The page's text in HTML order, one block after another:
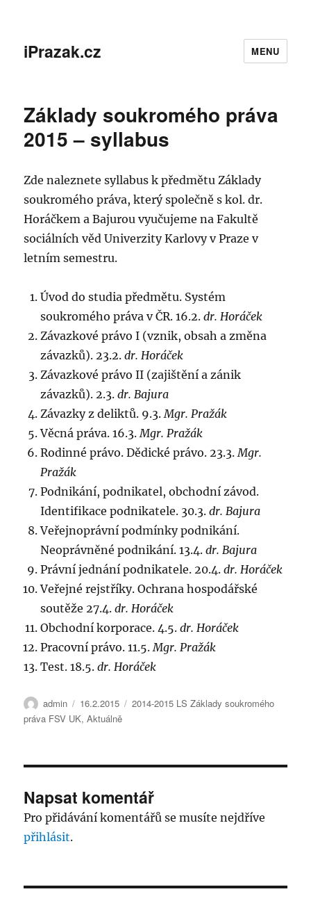
iPrazak.cz MENU
Základy soukromého práva
2015 – syllabus
Zde naleznete syllabus k předmětu Základy
soukromého práva, který společně s kol. dr.
Horáčkem a Bajurou vyučujeme na Fakultě
sociálních věd Univerzity Karlovy v Praze v
letním semestru.
Úvod do studia předmětu. Systém
soukromého práva v ČR. 16.2.dr. Horáček
Závazkové právo I (vznik, obsah a změna
závazků). 23.2.dr. Horáček
Závazkové právo II (zajištění a zánik
závazků). 2.3.dr. Bajura
Závazky z deliktů. 9.3.Mgr. Pražák
Věcná práva. 16.3.Mgr. Pražák
Rodinné právo. Dědické právo. 23.3.Mgr.
Pražák
Podnikání, podnikatel, obchodní závod.
Identifikace podnikatele. 30.3.dr. Bajura
Veřejnoprávní podmínky podnikání.
Neoprávněné podnikání. 13.4.dr. Bajura
Právní jednání podnikatele. 20.4.dr. Horáček
Veřejné rejstříky. Ochrana hospodářské
soutěže 27.4.dr. Horáček
Obchodní korporace. 4.5.dr. Horáček
Pracovní právo. 11.5.Mgr. Pražák
Test. 18.5.dr. Horáček
Autor:
admin Publikováno:
16.2.2015 Rubriky:
2014-2015 LS Základy soukromého
práva FSV UK,Aktuálně
Napsat komentář
Pro přidávání komentářů se musíte nejdříve
přihlásit.